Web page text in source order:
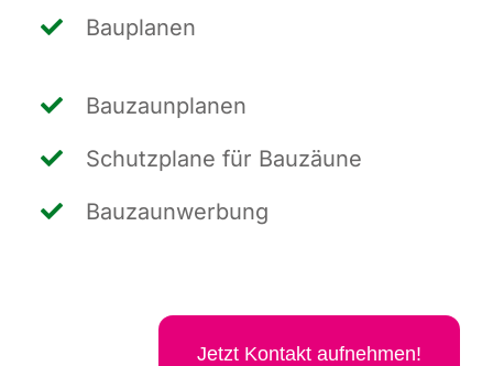
Bau­pla­nen
Bau­zaun­pla­nen
Schutz­pla­ne für Bauzäune
Bau­zaun­wer­bung
Jetzt Kon­takt aufnehmen!